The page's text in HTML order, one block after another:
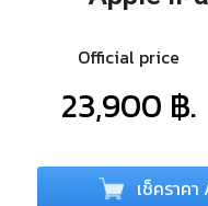
Official price
23,900 ฿.
เช็คราค